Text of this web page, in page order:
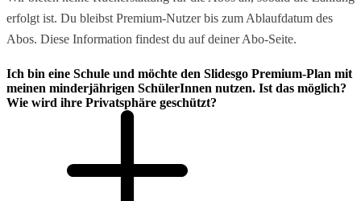
erfolgt ist. Du bleibst Premium-Nutzer bis zum Ablaufdatum des
Abos. Diese Information findest du auf deiner Abo-Seite.
Ich bin eine Schule und möchte den Slidesgo Premium-Plan mit
meinen minderjährigen SchülerInnen nutzen. Ist das möglich?
Wie wird ihre Privatsphäre geschützt?